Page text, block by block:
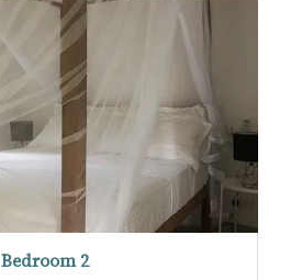
Bedroom 2